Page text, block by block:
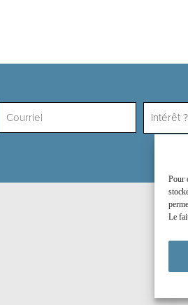
Pour
Le
Intérêt ?